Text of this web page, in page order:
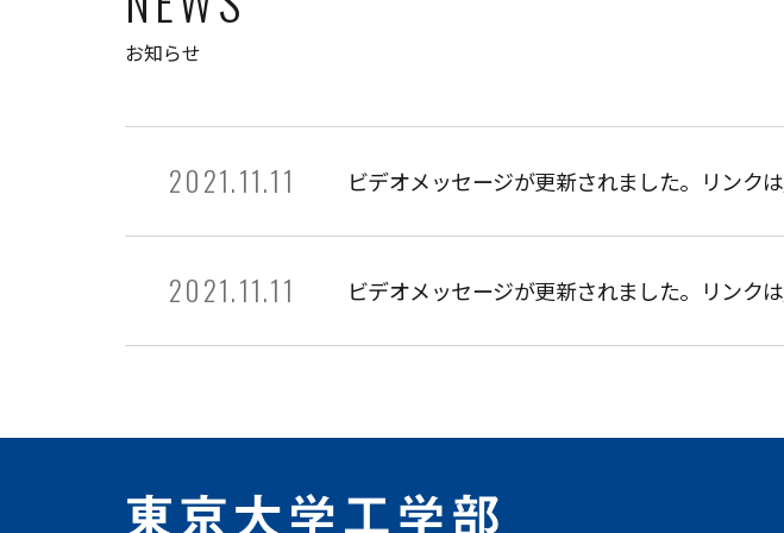
お知らせ
2021.11.11 ビデオメッセージが更新されました。リンクは
2021.11.11 ビデオメッセージが更新されました。リンクは